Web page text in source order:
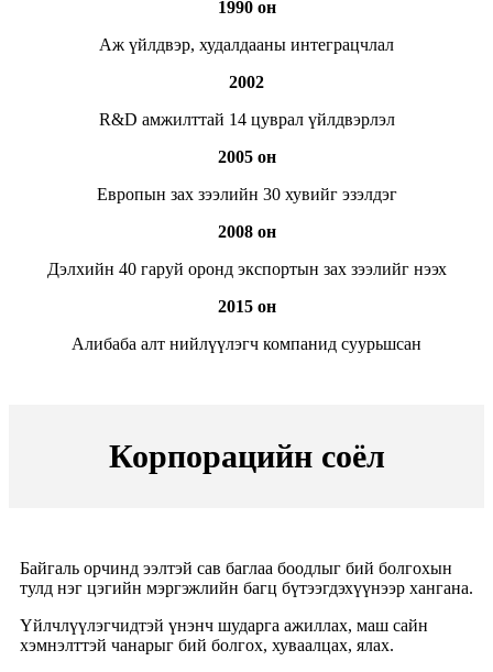
1990 он
Аж үйлдвэр, худалдааны интеграцчлал
2002
R&D амжилттай 14 цуврал үйлдвэрлэл
2005 он
Европын зах зээлийн 30 хувийг эзэлдэг
2008 он
Дэлхийн 40 гаруй оронд экспортын зах зээлийг нээх
2015 он
Алибаба алт нийлүүлэгч компанид суурьшсан
Корпорацийн соёл
Байгаль орчинд ээлтэй сав баглаа боодлыг бий болгохын
тулд нэг цэгийн мэргэжлийн багц бүтээгдэхүүнээр хангана.
Үйлчлүүлэгчидтэй үнэнч шударга ажиллах, маш сайн
хэмнэлттэй чанарыг бий болгох, хуваалцах, ялах.